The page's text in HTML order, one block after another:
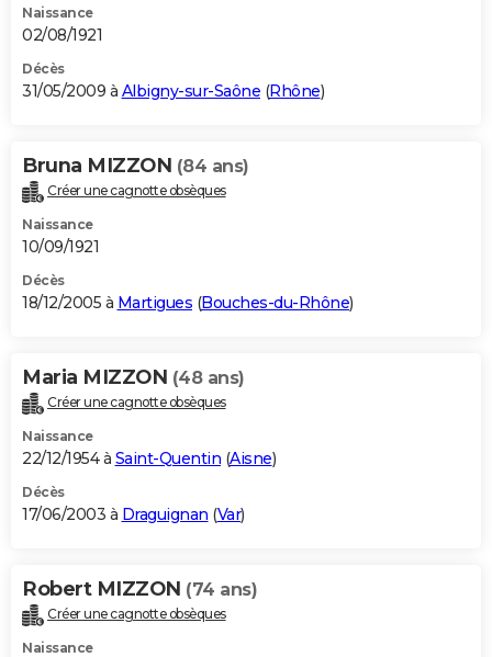
Naissance
02/08/1921
Décès
31/05/2009 à Albigny-sur-Saône (Rhône)
Bruna MIZZON (84 ans)
Créer une cagnotte obsèques
Naissance
10/09/1921
Décès
18/12/2005 à Martigues (Bouches-du-Rhône)
Maria MIZZON (48 ans)
Créer une cagnotte obsèques
Naissance
22/12/1954 à Saint-Quentin (Aisne)
Décès
17/06/2003 à Draguignan (Var)
Robert MIZZON (74 ans)
Créer une cagnotte obsèques
Naissance